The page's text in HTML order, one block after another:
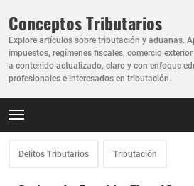
Conceptos Tributarios
Explore artículos sobre tributación y aduanas.
impuestos, regímenes fiscales, comercio
a contenido actualizado, claro y con enfoque
profesionales e interesados en tributación.
Delitos Tributarios Tributación